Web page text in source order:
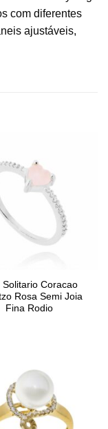
com diferentes
ajustáveis,
Solitario Coracao
Rosa Semi Joia
Fina Rodio